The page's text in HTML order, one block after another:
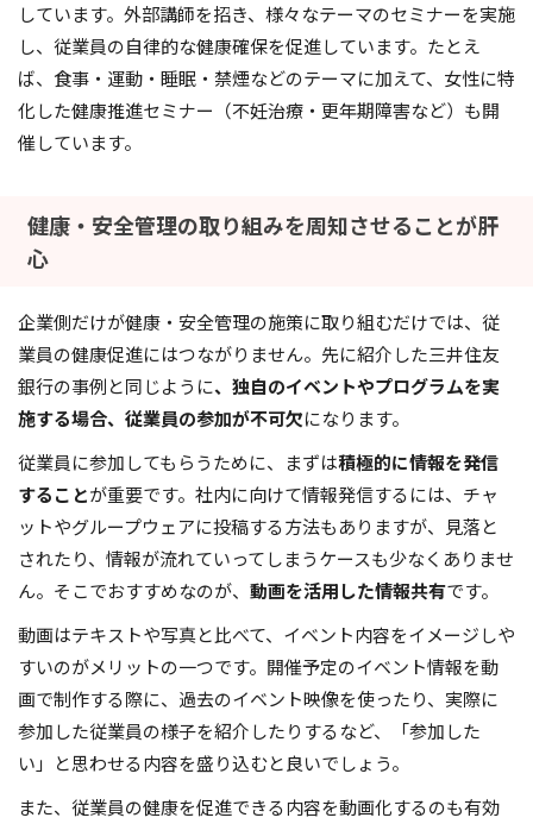
しています。外部講師を招き、様々なテーマのセミナーを実施
し、従業員の自律的な健康確保を促進しています。たとえ
ば、食事・運動・睡眠・禁煙などのテーマに加えて、女性に特
化した健康推進セミナー（不妊治療・更年期障害など）も開
催しています。
健康・安全管理の取り組みを周知させることが肝
心
企業側だけが健康・安全管理の施策に取り組むだけでは、従
業員の健康促進にはつながりません。先に紹介した三井住友
銀行の事例と同じように、独自のイベントやプログラムを実
施する場合、従業員の参加が不可欠になります。
従業員に参加してもらうために、まずは積極的に情報を発信
することが重要です。社内に向けて情報発信するには、チャ
ットやグループウェアに投稿する方法もありますが、見落と
されたり、情報が流れていってしまうケースも少なくありませ
ん。そこでおすすめなのが、 動画を活用した情報共有です。
動画はテキストや写真と比べて、イベント内容をイメージしや
すいのがメリットの一つです。開催予定のイベント情報を動
画で制作する際に、過去のイベント映像を使ったり、実際に
参加した従業員の様子を紹介したりするなど、「参加した
い」と思わせる内容を盛り込むと良いでしょう。
また、従業員の健康を促進できる内容を動画化するのも有効